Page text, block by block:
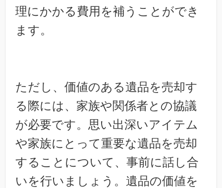
理にかかる費用を補うことができ
ます。
ただし、価値のある遺品を売却す
る際には、家族や関係者との協議
が必要です。思い出深いアイテム
や家族にとって重要な遺品を売却
することについて、事前に話し合
いを行いましょう。遺品の価値を